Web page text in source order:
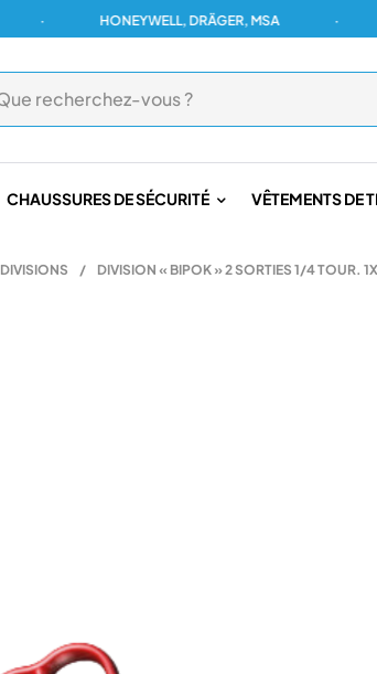
HONEYWELL, DRÄGER, MSA
CHAUSSURES DE SÉCURITÉ VÊTEMENTS DE
DIVISIONS / DIVISION « BIPOK » 2 SORTIES 1/4 TOUR.